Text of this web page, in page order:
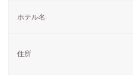
ホテル名
住所